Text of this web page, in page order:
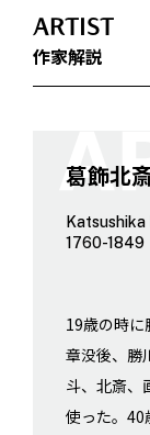
ARTIST
作家解説
葛飾北
Katsushika
1760-1849
19歳の時
章没後、勝
斗、北斎、
使った。40